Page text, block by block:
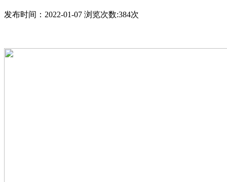
发布时间：2022-01-07 浏览次数:384次